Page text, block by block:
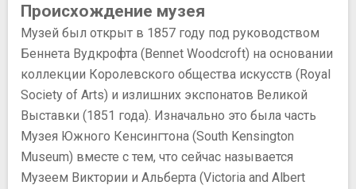
Происхождение музея
Музей был открыт в 1857 году под руководством
Беннета Вудкрофта (Bennet Woodcroft) на основании
коллекции Королевского общества искусств (Royal
Society of Arts) и излишних экспонатов Великой
Выставки (1851 года). Изначально это была часть
Музея Южного Кенсингтона (South Kensington
Museum) вместе с тем, что сейчас называется
Музеем Виктории и Альберта (Victoria and Albert